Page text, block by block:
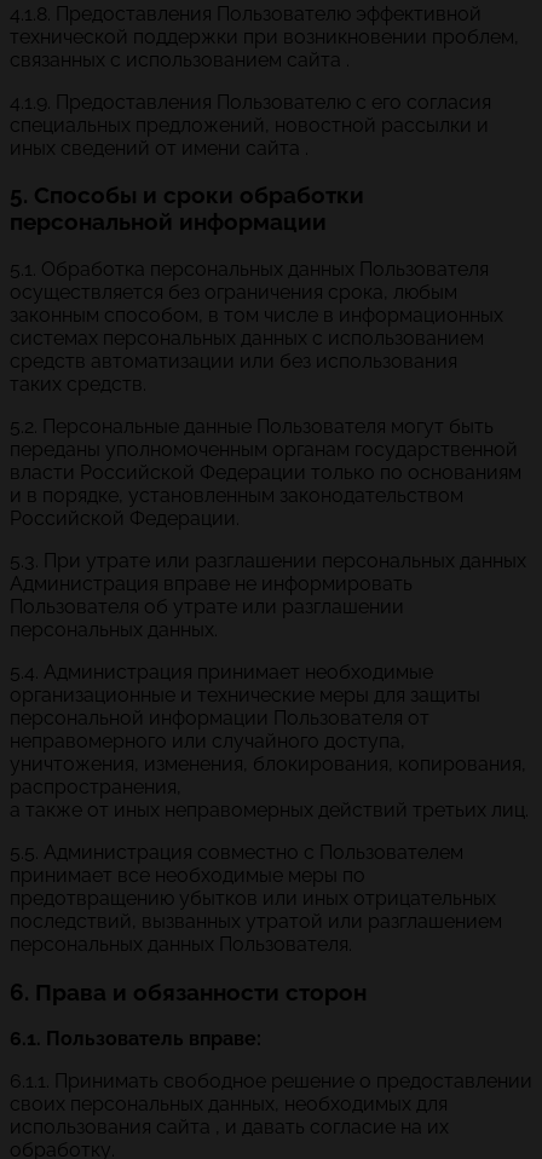
4.1.8. Предоставления Пользователю эффективной
технической поддержки при возникновении проблем,
связанных с использованием сайта .
4.1.9. Предоставления Пользователю с его согласия
специальных предложений, новостной рассылки и
иных сведений от имени сайта .
5. Способы и сроки обработки
персональной информации
5.1. Обработка персональных данных Пользователя
осуществляется без ограничения срока, любым
законным способом, в том числе в информационных
системах персональных данных с использованием
средств автоматизации или без использования
таких средств.
5.2. Персональные данные Пользователя могут быть
переданы уполномоченным органам государственной
власти Российской Федерации только по основаниям
и в порядке, установленным законодательством
Российской Федерации.
5.3. При утрате или разглашении персональных данных
Администрация вправе не информировать
Пользователя об утрате или разглашении
персональных данных.
5.4. Администрация принимает необходимые
организационные и технические меры для защиты
персональной информации Пользователя от
неправомерного или случайного доступа,
уничтожения, изменения, блокирования, копирования,
распространения,
а также от иных неправомерных действий третьих лиц.
5.5. Администрация совместно с Пользователем
принимает все необходимые меры по
предотвращению убытков или иных отрицательных
последствий, вызванных утратой или разглашением
персональных данных Пользователя.
6. Права и обязанности сторон
6.1. Пользователь вправе:
6.1.1. Принимать свободное решение о предоставлении
своих персональных данных, необходимых для
использования сайта , и давать согласие на их
обработку.